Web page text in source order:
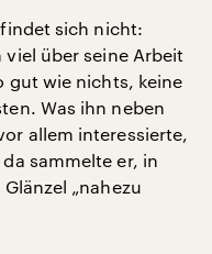
sich nicht:
über seine Arbeit
gut wie nichts, keine
Was ihn neben
allem interessierte,
sammelte er, in
„nahezu